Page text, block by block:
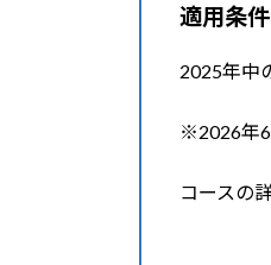
適用条件
2025年中
※2026年6
コースの